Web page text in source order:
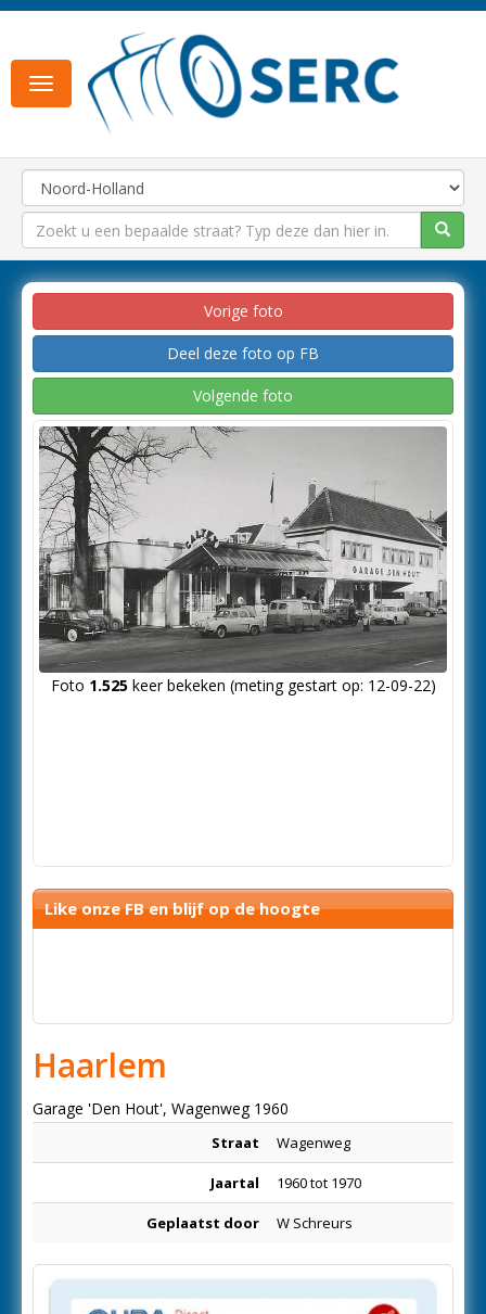
Toggle
navigation
Vorige foto
Deel deze foto op FB
Volgende foto
Foto 1.525keer bekeken (meting gestart op: 12-09-22)
Like onze FB en blijf op de hoogte
Haarlem
Garage 'Den Hout', Wagenweg 1960
Straat Wagenweg
Jaartal 1960 tot 1970
Geplaatst door W Schreurs